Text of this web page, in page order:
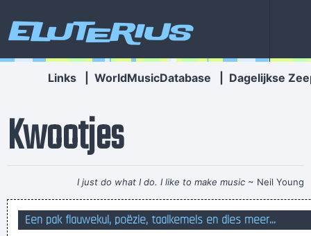
Eluterius
Links WorldMusicDatabase Dagelijkse
Kwootjes
I just do what I do. I like to make music ~ Neil Young
Geez your train of thoughts is more like a replacement bus
isn't it!?
Een pak flauwekul, poëzie, taalkemels en dies meer...